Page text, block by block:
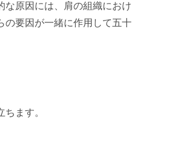
な原因には、肩の組織におけ
の要因が一緒に作用して五十
ます。